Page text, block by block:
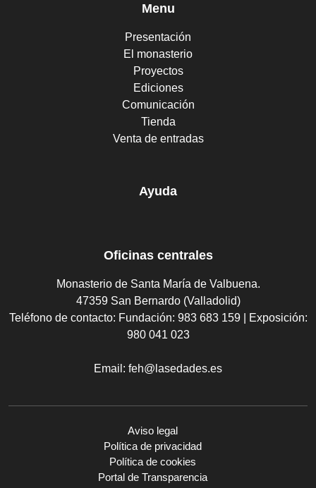
Menu
Presentación
El monasterio
Proyectos
Ediciones
Comunicación
Tienda
Venta de entradas
Ayuda
Oficinas centrales
Monasterio de Santa María de Valbuena.
47359 San Bernardo (Valladolid)
Teléfono de contacto: Fundación: 983 683 159 | Exposición:
980 041 023
Email: feh@lasedades.es
Aviso legal
Política de privacidad
Política de cookies
Portal de Transparencia